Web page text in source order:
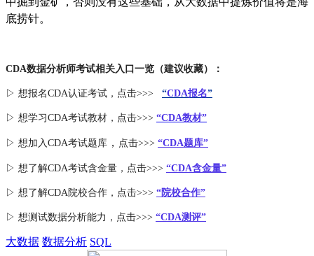
底捞针。
CDA数据分析师考试相关入口一览（建议收藏）：
▷ 想报名CDA认证考试，点击>>> “CDA报名”
▷ 想学习CDA考试教材，点击>>> “CDA教材”
▷ 想加入CDA考试题库 ， 点击>>> “CDA题库”
▷ 想了解CDA考试含金量 ，点击>>> “CDA含金量”
▷ 想了解CDA院校合作 ，点击>>> “院校合作”
▷ 想测试数据分析能力，点击>>> “CDA测评”
大数据 数据分析 SQL